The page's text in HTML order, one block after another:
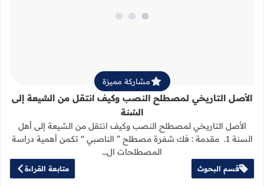
قراءة المزيد عن الأصل التاريخي
مشاركة مميزة
الأصل التاريخي لمصطلح النصب وكيف انتقل من الشيعة إلى
السُنة
الأصل التاريخي لمصطلح النصب وكيف انتقل من الشيعة إلى أهل
السنة 1. مقدمة : فك شفرة مصطلح ” الناصبي “ تكمن أهمية دراسة
المصطلحات ال…
قسم البحوث متابعة القراءة